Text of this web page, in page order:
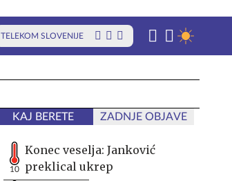
TELEKOM SLOVENIJE
KAJ BERETE ZADNJE OBJAVE
10
Konec veselja: Janković
preklical ukrep